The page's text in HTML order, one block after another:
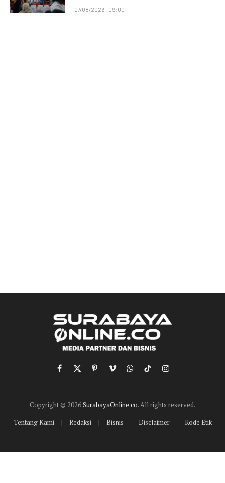
07/08/2026 - 09:00
Facebook
X
(Twitter)
PinterestVimeoWhatsApp
TikTokInstagram
Copyright © 2026SurabayaOnline.co. All rights reserved.
Tentang Kami
Redaksi Bisnis Disclaimer Kode Etik